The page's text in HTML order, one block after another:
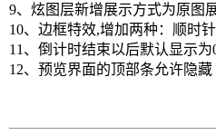
9、炫图层新增展示方式为原图
10、边框特效,增加两种：顺时
11、倒计时结束以后默认显示
12、预览界面的顶部条允许隐藏